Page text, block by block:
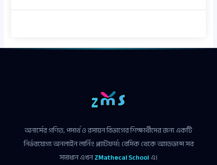
অনার্সের গণিত, পদার্থ ও রসায়ন বিভাগের শিক্ষার্থীদের জন্য একটি
নির্ভরযোগ্য অনলাইন লার্নিং প্ল্যাটফর্ম। বেসিক থেকে অ্যাডভান্স সব
সমাধান এখনZMathecal Schoolএ।